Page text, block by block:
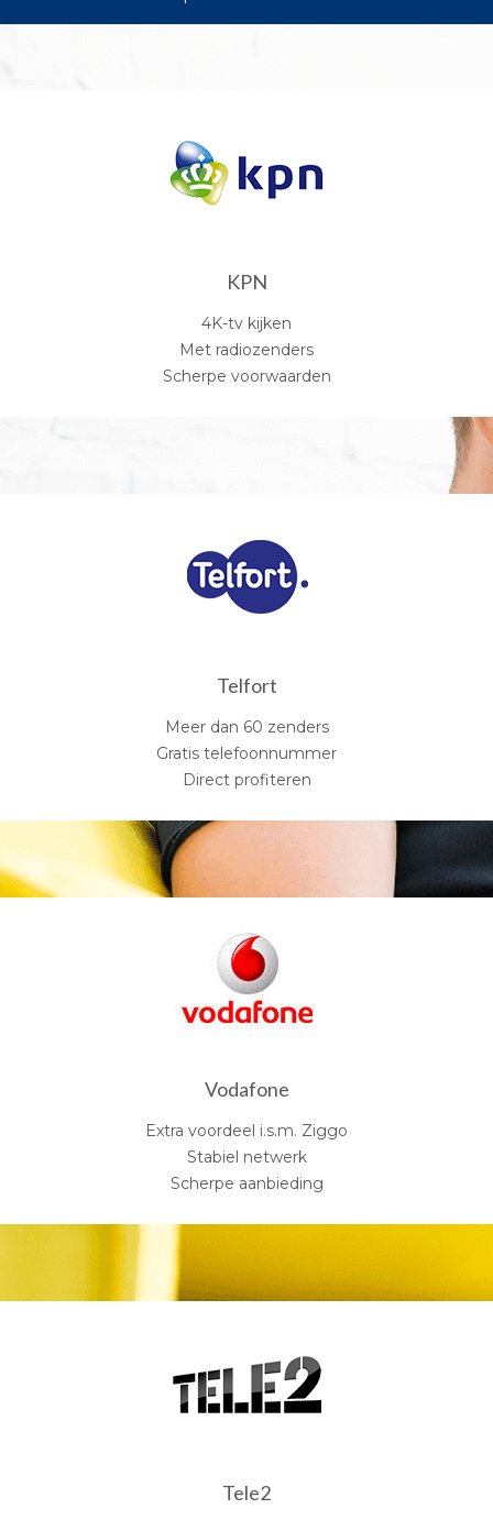
KPN
4K-tv kijken
Met radiozenders
Scherpe voorwaarden
Telfort
Meer dan 60 zenders
Gratis telefoonnummer
Direct profiteren
Vodafone
Extra voordeel i.s.m. Ziggo
Stabiel netwerk
Scherpe aanbieding
Tele2